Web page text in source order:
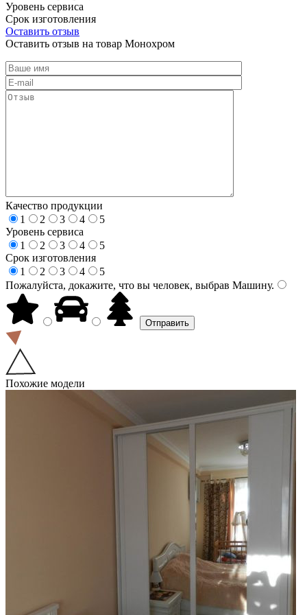
Уровень сервиса
Срок изготовления
Оставить отзыв
Оставить отзыв на товар Монохром
Качество продукции
1
2 3 4
5
Уровень сервиса
1
2 3 4
5
Срок изготовления
1
2 3 4
5
Пожалуйста, докажите, что вы человек, выбрав Машину.
Похожие модели